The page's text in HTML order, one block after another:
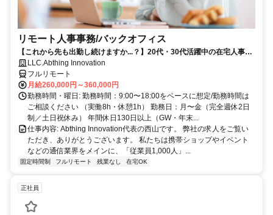
リモート人事事務/バックオフィス
【これから先も出勤し続けますか...？】20代・30代活躍中の在宅人事ポ
ジション
LLC.Abthing Innovation
フルリモート
月給260,000円～360,000円
勤務時間・曜日: 勤務時間：9:00〜18:00をベースに想定/勤務時間は
ご相談ください （実働8h・休憩1h） 勤務日：月〜金（完全週休2日
制／土日祝休み） 年間休日130日以上（GW・年末...
仕事内容: Abthing Innovation代表の西山です。 弊社の求人をご覧い
ただき、ありがとうございます。 私たちは携帯ショップやイベント
などの通信業界をメインに、「従業員1,000人」...
固定時間制 フルリモート 残業なし 在宅OK
正社員